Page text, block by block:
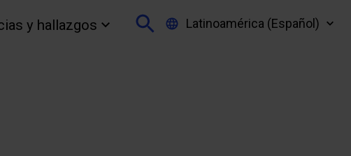
y hallazgos
Latinoamérica (Español)